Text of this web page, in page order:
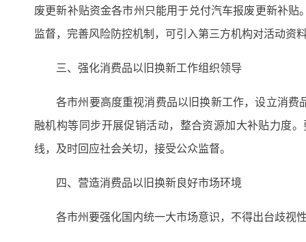
废更新补贴资金各市州只能用于兑付汽车报废更新补
监督，完善风险防控机制，可引入第三方机构对活动资
三、强化消费品以旧换新工作组织领导
各市州要高度重视消费品以旧换新工作，设立消
融机构等同步开展促销活动，整合资源加大补贴力度
线，及时回应社会关切，接受公众监督。
四、营造消费品以旧换新良好市场环境
各市州要强化国内统一大市场意识，不得出台歧视